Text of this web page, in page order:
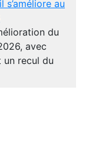
s’améliore au
du
avec
un recul du